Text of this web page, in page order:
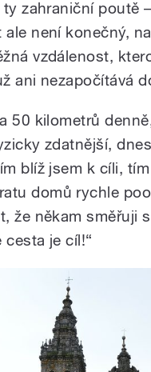
zahraniční poutě
ale není konečný,
vzdálenost,
ani nezapočítává
50 kilometrů
zdatnější,
blíž jsem k cíli,
domů rychle
že někam směřuji
cesta je cíl!“